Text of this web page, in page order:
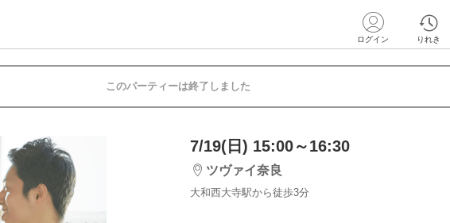
ログイン りれき
このパーティーは終了しました
7/19(日) 15:00～16:30
ツヴァイ奈良
大和西大寺駅から徒歩3分